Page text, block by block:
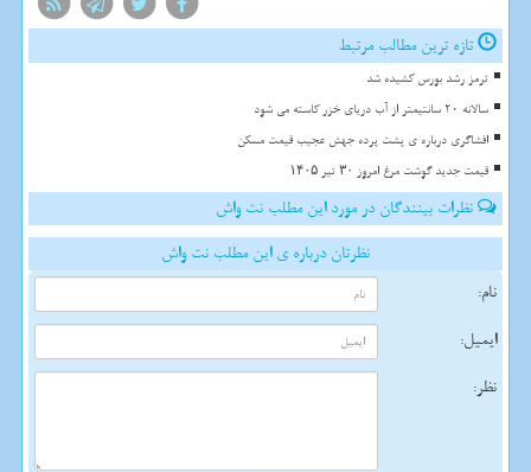
تازه ترین مطالب مرتبط
ترمز رشد بورس کشیده شد
سالانه 20 سانتیمتر از آب دریای خزر کاسته می شود
افشاگری درباره ی پشت پرده جهش عجیب قیمت مسکن
قیمت جدید گوشت مرغ امروز ۳۰ تیر ۱۴۰۵
نظرات بینندگان در مورد این مطلب نت واش
نظرتان درباره ی این مطلب نت واش
نام:
ایمیل:
نظر: